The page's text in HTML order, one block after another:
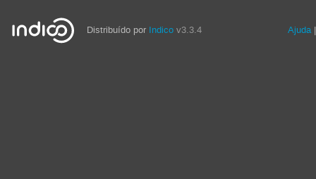
Distribuído por Indico v3.3.4 Ajuda